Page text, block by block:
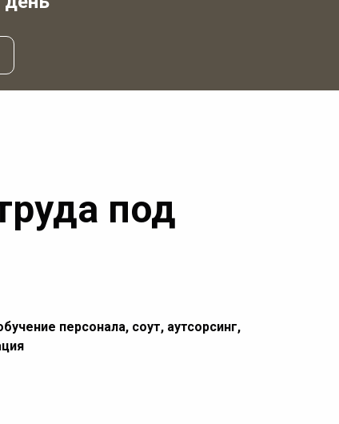
под
персонала, соут, аутсорсинг,